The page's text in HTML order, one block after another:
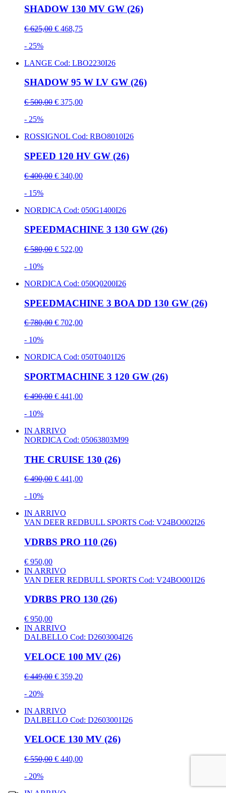
SHADOW 130 MV GW (26)
€ 625,00 € 468,75
- 25%
LANGE Cod: LBO2230I26
SHADOW 95 W LV GW (26)
€ 500,00 € 375,00
- 25%
ROSSIGNOL Cod: RBO8010I26
SPEED 120 HV GW (26)
€ 400,00 € 340,00
- 15%
NORDICA Cod: 050G1400I26
SPEEDMACHINE 3 130 GW (26)
€ 580,00 € 522,00
- 10%
NORDICA Cod: 050Q0200I26
SPEEDMACHINE 3 BOA DD 130 GW (26)
€ 780,00 € 702,00
- 10%
NORDICA Cod: 050T0401I26
SPORTMACHINE 3 120 GW (26)
€ 490,00 € 441,00
- 10%
IN ARRIVO
NORDICA Cod: 05063803M99
THE CRUISE 130 (26)
€ 490,00 € 441,00
- 10%
IN ARRIVO
VAN DEER REDBULL SPORTS Cod: V24BO002I26
VDRBS PRO 110 (26)
€ 950,00
IN ARRIVO
VAN DEER REDBULL SPORTS Cod: V24BO001I26
VDRBS PRO 130 (26)
€ 950,00
IN ARRIVO
DALBELLO Cod: D2603004I26
VELOCE 100 MV (26)
€ 449,00 € 359,20
- 20%
IN ARRIVO
DALBELLO Cod: D2603001I26
VELOCE 130 MV (26)
€ 550,00 € 440,00
- 20%